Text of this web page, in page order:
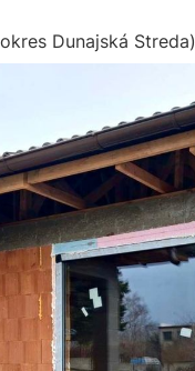
Dunajská Streda)